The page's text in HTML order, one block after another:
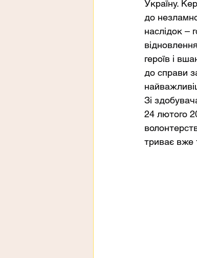
Україну.
до
наслідок –
героїв і
до справи
Зі
24 лютого
триває